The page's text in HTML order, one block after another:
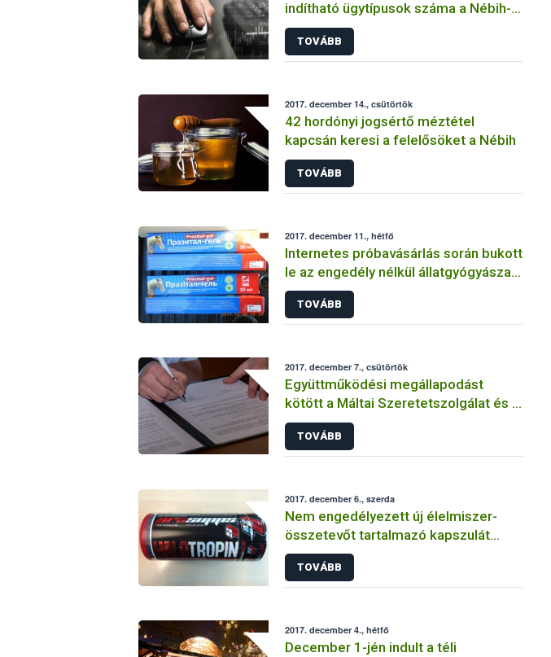
indítható ügytípusok száma a Nébih-
nél
TOVÁBB
2017. december 14., csütörtök
42 hordónyi jogsértő méztétel
kapcsán keresi a felelősöket a Nébih
TOVÁBB
2017. december 11., hétfő
Internetes próbavásárlás során bukott
le az engedély nélkül állatgyógyászati
termékeket forgalmazó
magánszemély
TOVÁBB
2017. december 7., csütörtök
Együttműködési megállapodást
kötött a Máltai Szeretetszolgálat és a
Nébih
TOVÁBB
2017. december 6., szerda
Nem engedélyezett új élelmiszer-
összetevőt tartalmazó kapszulát
árusítanak egy magyar webáruházban
TOVÁBB
2017. december 4., hétfő
December 1-jén indult a téli